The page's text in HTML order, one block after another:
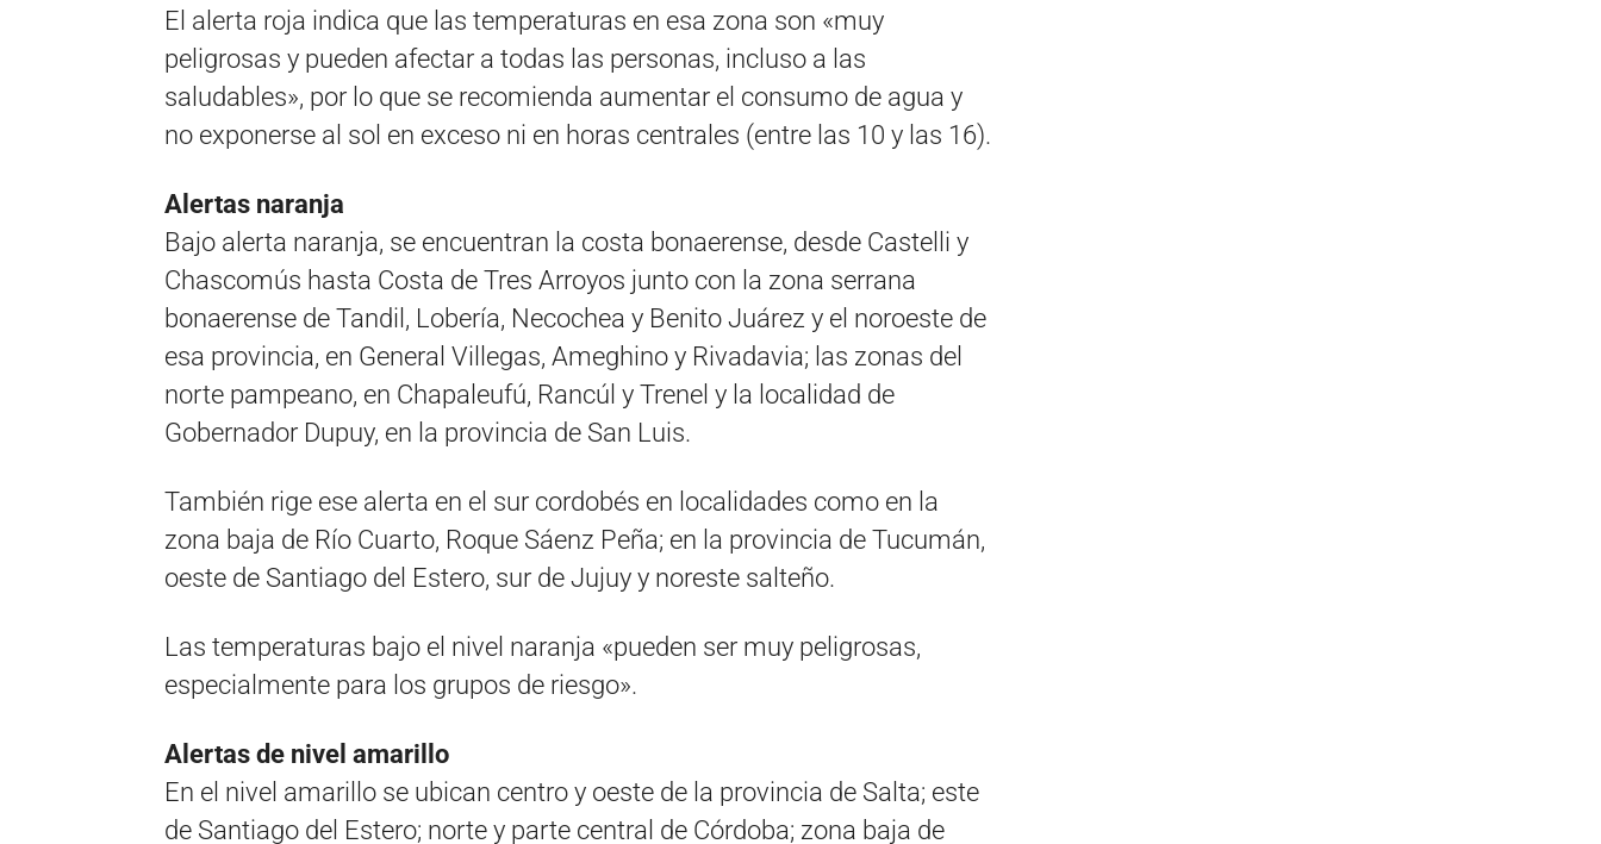
El alerta roja indica que las temperaturas en esa zona son «muy
peligrosas y pueden afectar a todas las personas, incluso a las
saludables», por lo que se recomienda aumentar el consumo de agua y
no exponerse al sol en exceso ni en horas centrales (entre las 10 y las 16).
Alertas naranja
Bajo alerta naranja, se encuentran la costa bonaerense, desde Castelli y
Chascomús hasta Costa de Tres Arroyos junto con la zona serrana
bonaerense de Tandil, Lobería, Necochea y Benito Juárez y el noroeste de
esa provincia, en General Villegas, Ameghino y Rivadavia; las zonas del
norte pampeano, en Chapaleufú, Rancúl y Trenel y la localidad de
Gobernador Dupuy, en la provincia de San Luis.
También rige ese alerta en el sur cordobés en localidades como en la
zona baja de Río Cuarto, Roque Sáenz Peña; en la provincia de Tucumán,
oeste de Santiago del Estero, sur de Jujuy y noreste salteño.
Las temperaturas bajo el nivel naranja «pueden ser muy peligrosas,
especialmente para los grupos de riesgo».
Alertas de nivel amarillo
En el nivel amarillo se ubican centro y oeste de la provincia de Salta; este
de Santiago del Estero; norte y parte central de Córdoba; zona baja de